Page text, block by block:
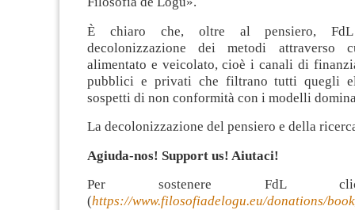
È chiaro che, oltre al pensiero,
decolonizzazione dei metodi attraverso
alimentato e veicolato, cioè i canali di
pubblici e privati che filtrano tutti quegli
sospetti di non conformità con i modelli
La decolonizzazione del pensiero e della
Agiuda-nos! Support us! Aiutaci!
Per sostenere FdL
(https://www.filosofiadelogu.eu/donations/